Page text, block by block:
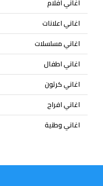
اغاني افلام
اغاني اعلانات
اغاني مسلسلات
اغاني اطفال
اغاني كرتون
اغاني افراح
اغاني وطنية